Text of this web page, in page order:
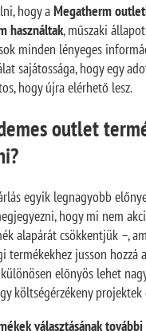
hogy aMegatherm
használtak, műszaki
minden lényeges
sajátossága, hogy egy
hogy újra elérhető lesz.
outlet
egyik legnagyobb
hogy mi nem
alapárát csökkentjük –,
termékekhez jusson hozzá
előnyös lehet
költségérzékeny projektek
választásának